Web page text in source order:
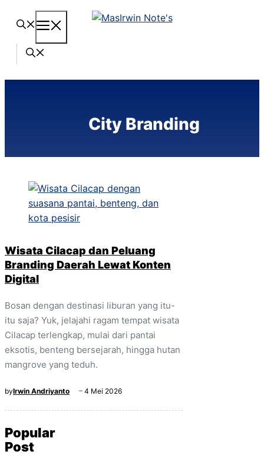
Langsung
City Branding
Wisata Cilacap dan Peluang
Branding Daerah Lewat Konten
Digital
Bosan dengan destinasi liburan yang itu-
itu saja? Yuk, jelajahi ragam tempat wisata
Cilacap terlengkap, mulai dari pantai
eksotis, benteng bersejarah, hingga hutan
mangrove yang teduh.
byIrwin Andriyanto 4 Mei 2026
Popular
Post